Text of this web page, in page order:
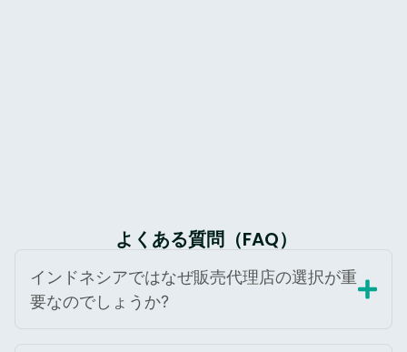
よくある質問（FAQ）
インドネシアではなぜ販売代理店の選択が重
要なのでしょうか?